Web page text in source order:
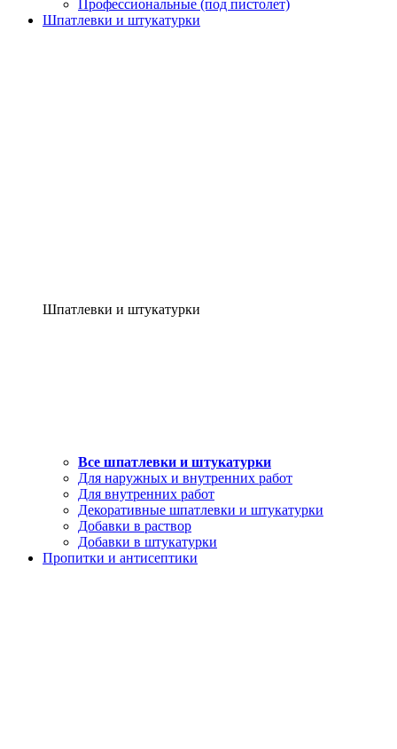
Профессиональные (под пистолет)
Шпатлевки и штукатурки
Шпатлевки и штукатурки
Все шпатлевки и штукатурки
Для наружных и внутренних работ
Для внутренних работ
Декоративные шпатлевки и штукатурки
Добавки в раствор
Добавки в штукатурки
Пропитки и антисептики